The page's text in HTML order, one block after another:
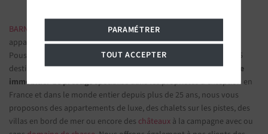
BARNES IMMOBILIER DE LUXE- Les plus belles demeures et
appartements de prestige
Poussez la porte d'une de nosagences immobilières
parmi nos 75
destinations et confiez-nous vos projets d’investissement.Groupe
immobilier de prestigespécialisé dans les propriétés d'exception en
France et dans le monde entier depuis plus de 25 ans, nous vous
proposons des appartements de luxe, des chalets sur les pistes, des
villas en bord de mer ou encore des châteaux à la campagne avec ou
PARAMÉTRER
TOUT ACCEPTER